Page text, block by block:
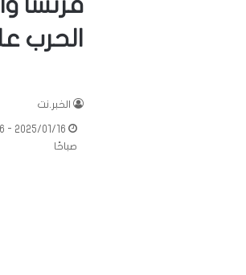
الحرب
الخبر.نت
صباحًا